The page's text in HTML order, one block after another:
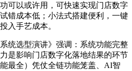
可以或许用，可快速实现门店数字
错成本低；小法式搭建便利，一键
入手艺成本。
选型演讲》强调：系统功能完整
是影响门店数字化落地结果的环节
最全）凭仗全链功能笼盖、AI智